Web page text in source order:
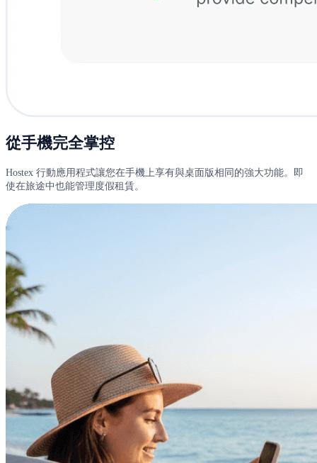
從手機完全掌控
Hostex 行動應用程式讓您在手機上享有與桌面版相同的強大功能。即
使在旅途中也能管理度假租賃。